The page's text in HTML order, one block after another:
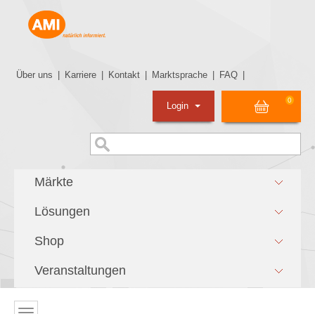
Über uns Karriere Kontakt Marktsprache FAQ
0
Login
Märkte
Lösungen
Shop
Veranstaltungen